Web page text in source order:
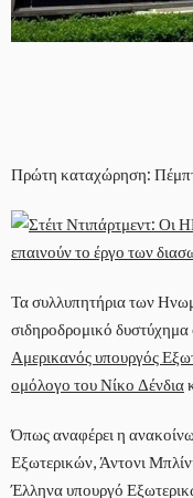
Πρώτη καταχώρηση:
Τα συλλυπητήρια των
σιδηροδρομικό
Αμερικανός υπουργός
ομόλογο του Νίκο Δένδια
Όπως αναφέρει η
Εξωτερικών, Άντονι
Έλληνα υπουργό